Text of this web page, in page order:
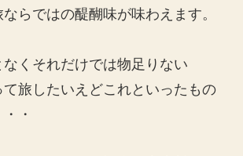
らではの醍醐味が味わえます。
なくそれだけでは物足りない
旅したいえどこれといったもの
・